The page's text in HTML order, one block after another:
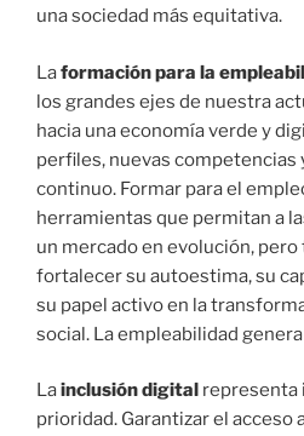
una sociedad más equitativa.
Laformación para la
los grandes ejes de nuestra
hacia una economía verde y
perfiles, nuevas competencias
continuo. Formar para el
herramientas que permitan a
un mercado en evolución,
fortalecer su autoestima, su
su papel activo en la
social. La empleabilidad
Lainclusión digital representa
prioridad. Garantizar el acceso